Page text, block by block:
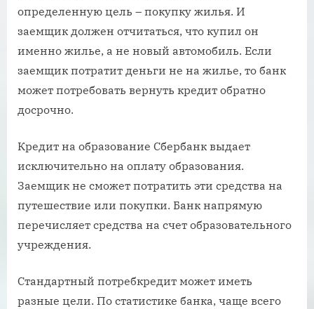
определенную цель – покупку жилья. И
заемщик должен отчитаться, что купил он
именно жилье, а не новый автомобиль. Если
заемщик потратит деньги не на жилье, то банк
может потребовать вернуть кредит обратно
досрочно.
Кредит на образование Сбербанк выдает
исключительно на оплату образования.
Заемщик не сможет потратить эти средства на
путешествие или покупки. Банк напрямую
перечисляет средства на счет образовательного
учреждения.
Стандартный потребкредит может иметь
разные цели. По статистике банка, чаще всего